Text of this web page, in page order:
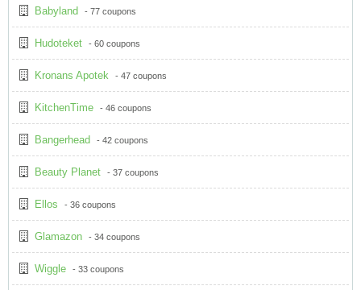
Babyland - 77 coupons
Hudoteket - 60 coupons
Kronans Apotek - 47 coupons
KitchenTime - 46 coupons
Bangerhead - 42 coupons
Beauty Planet - 37 coupons
Ellos - 36 coupons
Glamazon - 34 coupons
Wiggle - 33 coupons